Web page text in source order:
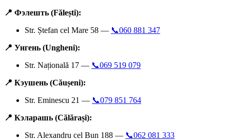
📍 Фэлешть (Fălești):
Str. Ștefan cel Mare 58 — 📞060 881 347
📍 Унгень (Ungheni):
Str. Națională 17 — 📞069 519 079
📍 Кэушень (Căușeni):
Str. Eminescu 21 — 📞079 851 764
📍 Кэларашь (Călărași):
Str. Alexandru cel Bun 188 — 📞062 081 333